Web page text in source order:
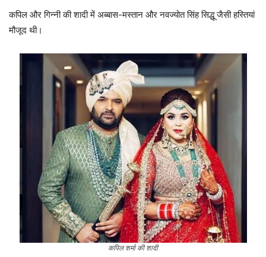
कपिल और गिन्नी की शादी में अब्बास-मस्तान और नवज्योत सिंह सिद्धू जैसी हस्तियां
मौजूद थी।
कपिल शर्मा की शादी